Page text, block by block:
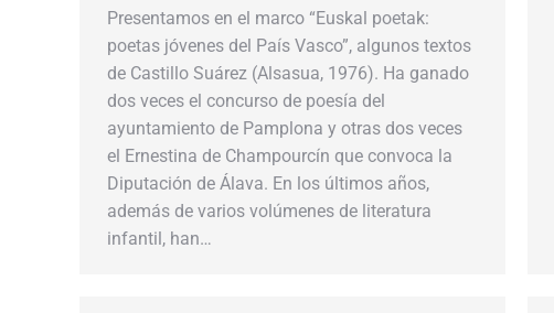
Presentamos en el marco “Euskal poetak:
poetas jóvenes del País Vasco”, algunos textos
de Castillo Suárez (Alsasua, 1976). Ha ganado
dos veces el concurso de poesía del
ayuntamiento de Pamplona y otras dos veces
el Ernestina de Champourcín que convoca la
Diputación de Álava. En los últimos años,
además de varios volúmenes de literatura
infantil, han…